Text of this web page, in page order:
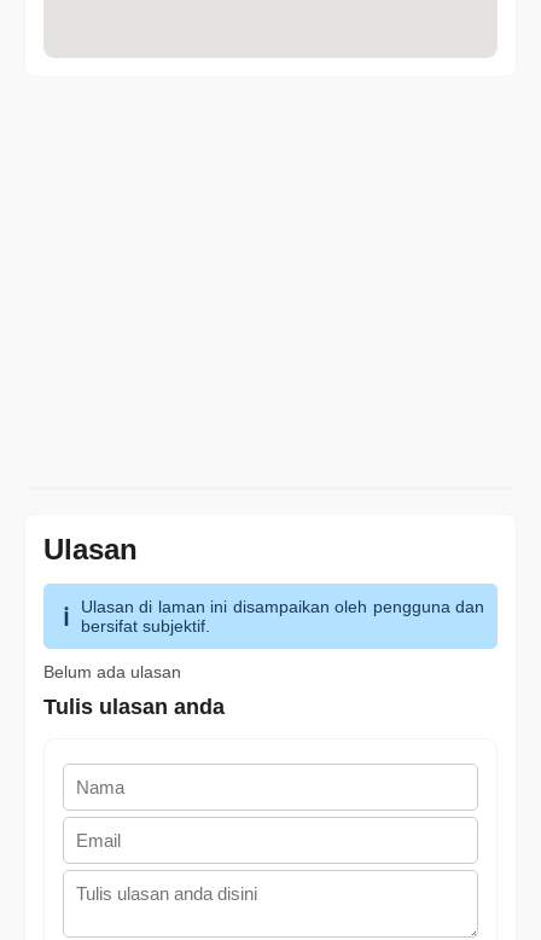
Ulasan
Ulasan di laman ini disampaikan oleh pengguna dan
bersifat subjektif.
Belum ada ulasan
Tulis ulasan anda